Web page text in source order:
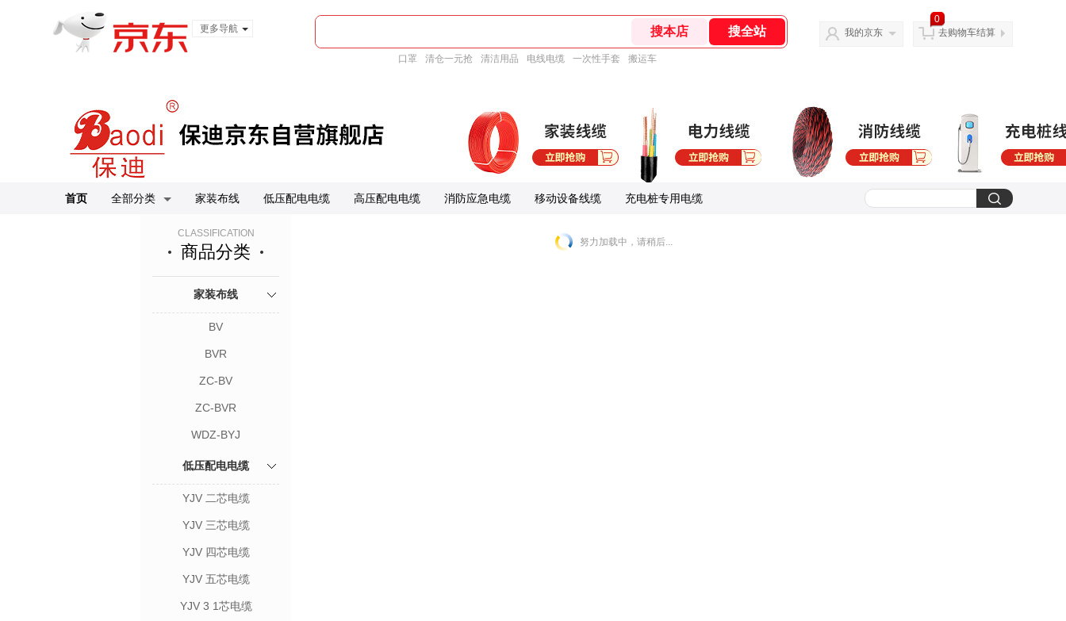
更多导航
口罩 清仓一元抢 清洁用品 电线电缆 一次性手套 搬运车
我的京东
0
去购物车结算
首页 全部分类 家装布线 低压配电电缆 高压配电电缆 消防应急电缆 移动设备线缆 充电桩专用电缆
CLASSIFICATION
商品分类
家装布线
BV
BVR
ZC-BV
ZC-BVR
WDZ-BYJ
低压配电电缆
YJV 二芯电缆
YJV 三芯电缆
YJV 四芯电缆
YJV 五芯电缆
YJV 3 1芯电缆
努力加载中，请稍后...